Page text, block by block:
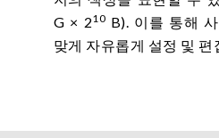
G × 210 B). 이를 통해
맞게 자유롭게 설정 및 편